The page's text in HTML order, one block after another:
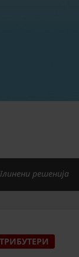
решенија